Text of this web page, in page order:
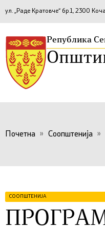
ул. „Раде Кратовче“ бр.1, 2300
Република
Почетна » Соопштенија »
СООПШТЕНИЈА